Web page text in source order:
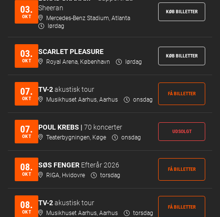
03.
OKT
Sheeran
Mercedes-Benz Stadium, Atlanta
lørdag
KØB BILLETTER
03.
OKT
SCARLET PLEASURE
Royal Arena, København lørdag
KØB BILLETTER
07.
OKT
TV-2akustisk tour
Musikhuset Aarhus, Aarhus onsdag
FÅ BILLETTER
07.
OKT
POUL KREBS | 70 koncerter
Teaterbygningen, Køge onsdag
UDSOLGT
08.
OKT
SØS FENGER Efterår 2026
RIGA, Hvidovre torsdag
FÅ BILLETTER
08.
OKT
TV-2akustisk tour
Musikhuset Aarhus, Aarhus torsdag
FÅ BILLETTER